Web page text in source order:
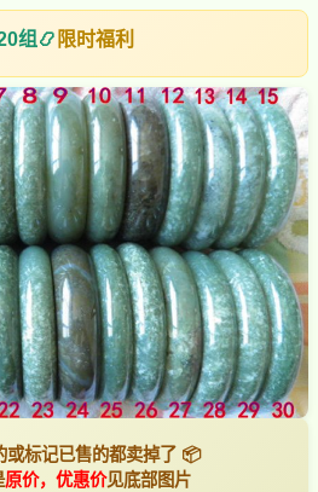
组 📿 限时福利
或标记已售的都卖掉了 📦
原价，优惠价见底部图片